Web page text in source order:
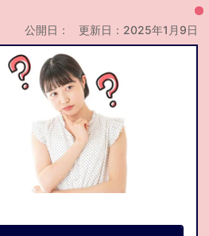
公開日： 更新日：2025年1月9日